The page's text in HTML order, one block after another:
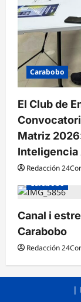
Carabobo
El Club de
Matriz
Redacción
Carabobo
Canal i
Carabobo
Redacción
|